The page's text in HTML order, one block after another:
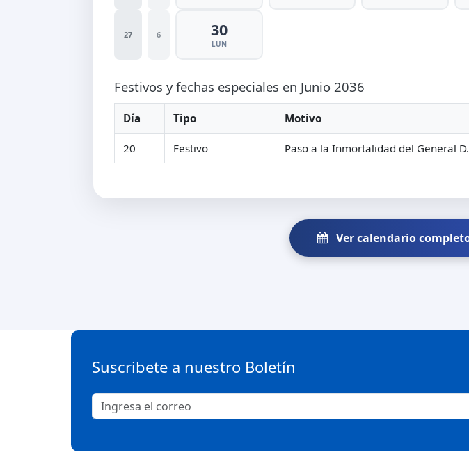
27 6 30
LUN
Festivos y fechas especiales en Junio 2036
Día Tipo Motivo
20 Festivo Paso a la Inmortalidad del General
Ver calendario
Suscribete a nuestro Boletín